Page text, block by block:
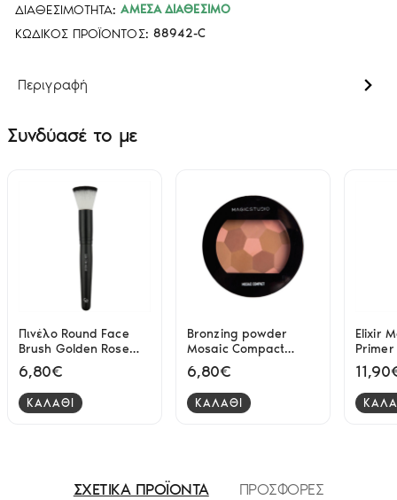
ΔΙΑΘΕΣΙΜΌΤΗΤΑ: ΆΜΕΣΑ ΔΙΑΘΈΣΙΜΟ
ΚΩΔΙΚΌΣ ΠΡΟΪΌΝΤΟΣ: 88942-C
Περιγραφή
Συνδύασέ το με
Πινέλο Round Face
Brush Golden Rose
9568
6,80€
ΚΑΛΑΘΙ
Bronzing powder
Mosaic Compact
Magic Studio
6,80€
ΚΑΛΑΘΙ
Elixir
ΣΧΕΤΙΚΑ ΠΡΟΪΟΝΤΑ ΠΡΟΣΦΟΡΕΣ